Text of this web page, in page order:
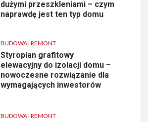
dużymi przeszkleniami – czym
naprawdę jest ten typ domu
BUDOWA I REMONT
Styropian grafitowy
elewacyjny do izolacji domu –
nowoczesne rozwiązanie dla
wymagających inwestorów
BUDOWA I REMONT